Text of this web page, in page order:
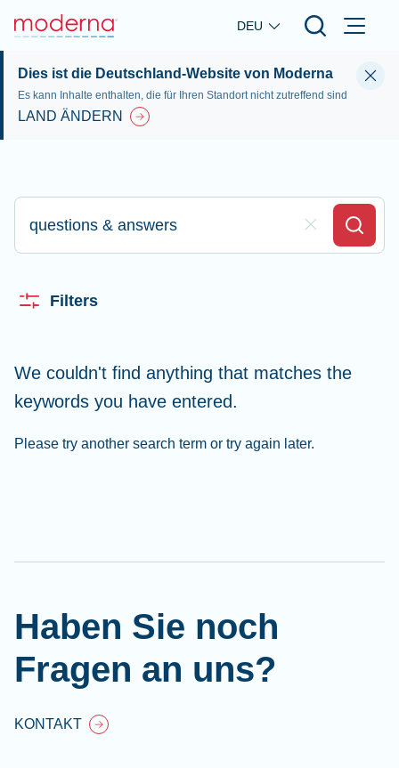
Skip to main content
DEU
Dies ist die Deutschland-Website von Moderna
Es kann Inhalte enthalten, die für Ihren Standort nicht zutreffend sind
LAND ÄNDERN
Bitte geben Sie hier Ihre Sucheingabe ein
Clear Field
Search
Filters
We couldn't find anything that matches the
keywords you have entered.
Please try another search term or try again later.
Haben Sie noch
Fragen an uns?
KONTAKT